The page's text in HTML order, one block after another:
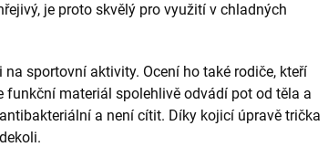
je proto skvělý pro využití v chladných
sportovní aktivity. Ocení ho také rodiče, kteří
materiál spolehlivě odvádí pot od těla a
a není cítit. Díky kojicí úpravě trička